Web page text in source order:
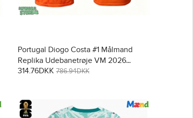
Portugal Diogo Costa #1 Målmand
Replika Udebanetrøje VM 2026
Kortærmet
314.76DKK 786.94DKK